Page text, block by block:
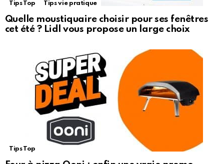
Tips Top Tips vie pratique
Quelle moustiquaire choisir pour ses fenêtres
cet été ? Lidl vous propose un large choix
Tips Top